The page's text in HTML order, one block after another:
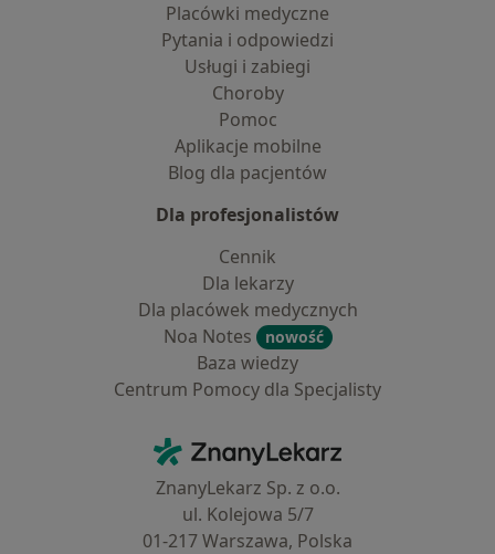
Placówki medyczne
Pytania i odpowiedzi
Usługi i zabiegi
Choroby
Pomoc
Aplikacje mobilne
Blog dla pacjentów
Dla profesjonalistów
Cennik
Dla lekarzy
Dla placówek medycznych
Noa Notes
nowość
Baza wiedzy
Centrum Pomocy dla Specjalisty
ZnanyLekarz - Strona główna
ZnanyLekarz Sp. z o.o.
ul. Kolejowa 5/7
01-217 Warszawa, Polska